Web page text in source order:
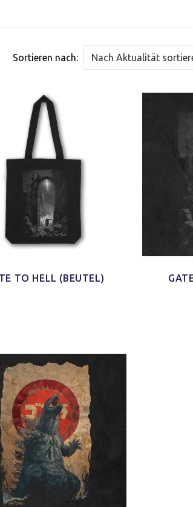
das Shirt so klasse. Es ist
jetzt schon mein neues
Lieblings-Oberteil.
Jacy W.
Sortieren nach:
TO HELL (BEUTEL)